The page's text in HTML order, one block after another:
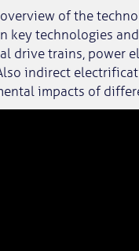
of the
key technologies
drive trains, power
indirect
impacts of